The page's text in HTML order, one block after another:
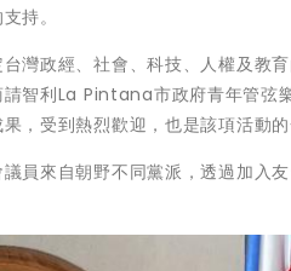
持。
灣政經、社會、科技、人權及教
智利La Pintana市政府青年管弦
，受到熱烈歡迎，也是該項活動的
員來自朝野不同黨派，透過加入